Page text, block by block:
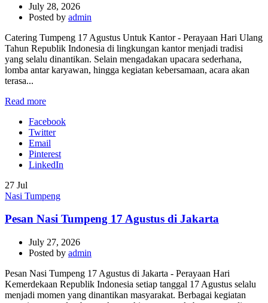
July 28, 2026
Posted by admin
Catering Tumpeng 17 Agustus Untuk Kantor - Perayaan Hari Ulang
Tahun Republik Indonesia di lingkungan kantor menjadi tradisi
yang selalu dinantikan. Selain mengadakan upacara sederhana,
lomba antar karyawan, hingga kegiatan kebersamaan, acara akan
terasa...
Read more
Facebook
Twitter
Email
Pinterest
LinkedIn
27 Jul
Nasi Tumpeng
Pesan Nasi Tumpeng 17 Agustus di Jakarta
July 27, 2026
Posted by admin
Pesan Nasi Tumpeng 17 Agustus di Jakarta - Perayaan Hari
Kemerdekaan Republik Indonesia setiap tanggal 17 Agustus selalu
menjadi momen yang dinantikan masyarakat. Berbagai kegiatan